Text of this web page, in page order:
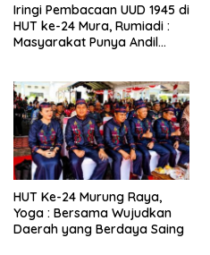
Iringi Pembacaan UUD 1945 di
HUT ke-24 Mura, Rumiadi :
Masyarakat Punya Andil
HUT Ke-24 Murung Raya,
Yoga : Bersama Wujudkan
Daerah yang Berdaya Saing